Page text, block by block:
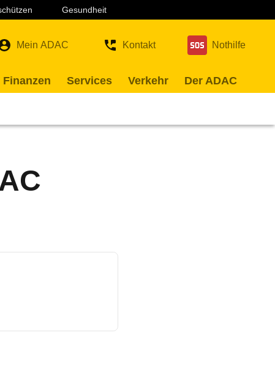
Gesundheit
Mein ADAC Kontakt Nothilfe
Services Verkehr Der ADAC